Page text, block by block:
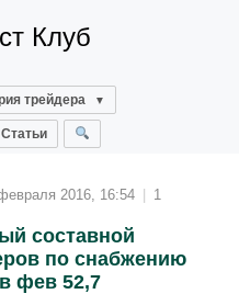
Клуб
трейдера
Статьи
2016, 16:54
1
составной
по снабжению
фев 52,7